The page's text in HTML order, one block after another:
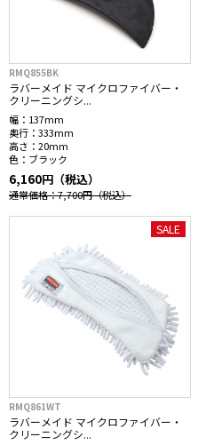
RMQ855BK
ラバーメイド マイクロファイバー・
クリーニングシ...
幅： 137mm
奥行： 333mm
高さ： 20mm
色： ブラック
6,160円（税込）
通常価格：7,700円（税込）
SALE
RMQ861WT
ラバーメイド マイクロファイバー・
クリーニングシ...